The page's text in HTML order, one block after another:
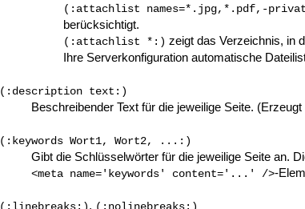
(:attachlist names=*.jpg,*.pdf,-
berücksichtigt.
(:attachlist *:) zeigt das Verzeichnis, in
Ihre Serverkonfiguration automatische
(:description text:)
Beschreibender Text für die jeweilige Seite. (Erzeugt
(:keywords Wort1, Wort2, ...:)
Gibt die Schlüsselwörter für die jeweilige Seite an.
<meta name='keywords' content='...' />-
,